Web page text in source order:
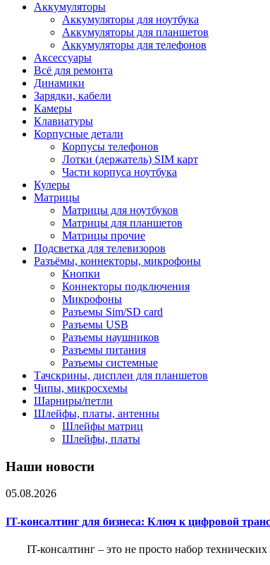
Аккумуляторы
Аккумуляторы для ноутбука
Аккумуляторы для планшетов
Аккумуляторы для телефонов
Аксессуары
Всё для ремонта
Динамики
Зарядки, кабели
Камеры
Клавиатуры
Корпусные детали
Корпусы телефонов
Лотки (держатель) SIM карт
Части корпуса ноутбука
Кулеры
Матрицы
Матрицы для ноутбуков
Матрицы для планшетов
Матрицы прочие
Подсветка для телевизоров
Разъёмы, коннекторы, микрофоны
Кнопки
Коннекторы подключения
Микрофоны
Разъемы Sim/SD card
Разъемы USB
Разъемы наушников
Разъемы питания
Разъемы системные
Тачскрины, дисплеи для планшетов
Чипы, микросхемы
Шарниры/петли
Шлейфы, платы, антенны
Шлейфы матриц
Шлейфы, платы
Наши новости
05.08.2026
IT-консалтинг для бизнеса: Ключ к цифровой
IT-консалтинг – это не просто набор